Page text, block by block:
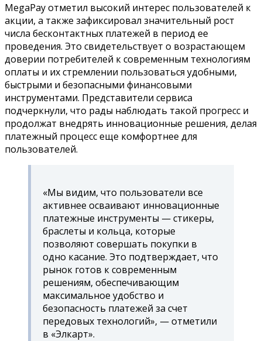
MegaPay отметил высокий интерес пользователей к
акции, а также зафиксировал значительный рост
числа бесконтактных платежей в период ее
проведения. Это свидетельствует о возрастающем
доверии потребителей к современным технологиям
оплаты и их стремлении пользоваться удобными,
быстрыми и безопасными финансовыми
инструментами. Представители сервиса
подчеркнули, что рады наблюдать такой прогресс и
продолжат внедрять инновационные решения, делая
платежный процесс еще комфортнее для
пользователей.
«Мы видим, что пользователи все
активнее осваивают инновационные
платежные инструменты — стикеры,
браслеты и кольца, которые
позволяют совершать покупки в
одно касание. Это подтверждает, что
рынок готов к современным
решениям, обеспечивающим
максимальное удобство и
безопасность платежей за счет
передовых технологий», — отметили
в «Элкарт».